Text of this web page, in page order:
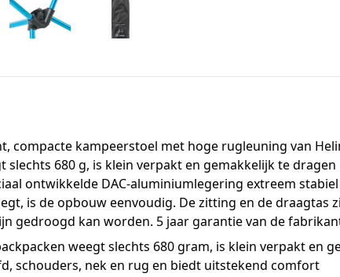
compacte kampeerstoel met hoge rugleuning van
680 g, is klein verpakt en gemakkelijk te
ontwikkelde DAC-aluminiumlegering extreem
is de opbouw eenvoudig. De zitting en de draagtas
gedroogd kan worden. 5 jaar garantie van de
weegt slechts 680 gram, is klein verpakt en
schouders, nek en rug en biedt uitstekend comfort